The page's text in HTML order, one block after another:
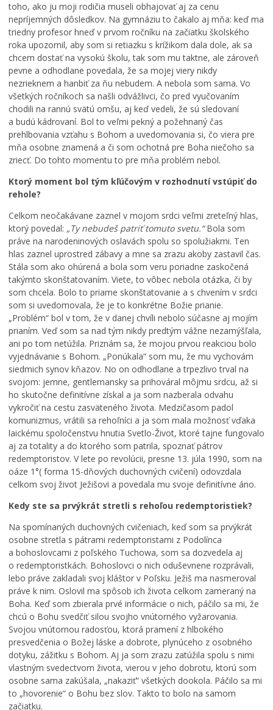
toho, ako ju moji rodičia museli obhajovať aj za cenu
nepríjemných dôsledkov. Na gymnáziu to čakalo aj mňa: keď ma
triedny profesor hneď v prvom ročníku na začiatku školského
roka upozornil, aby som si retiazku s krížikom dala dole, ak sa
chcem dostať na vysokú školu, tak som mu taktne, ale zároveň
pevne a odhodlane povedala, že sa mojej viery nikdy
nezrieknem a hanbiť za ňu nebudem. A nebola som sama. Vo
všetkých ročníkoch sa našli odvážlivci, čo pred vyučovaním
chodili na rannú svätú omšu, aj keď vedeli, že sú sledovaní
a budú kádrovaní. Bol to veľmi pekný a požehnaný čas
prehlbovania vzťahu s Bohom a uvedomovania si, čo viera pre
mňa osobne znamená a či som ochotná pre Boha niečoho sa
zriecť. Do tohto momentu to pre mňa problém nebol.
Ktorý moment bol tým kľúčovým v rozhodnutí vstúpiť do
rehole?
Celkom neočakávane zaznel v mojom srdci veľmi zreteľný hlas,
ktorý povedal: „Ty nebudeš patriť tomuto svetu.“Bola som
práve na narodeninových oslavách spolu so spolužiakmi. Ten
hlas zaznel uprostred zábavy a mne sa zrazu akoby zastavil čas.
Stála som ako ohúrená a bola som veru poriadne zaskočená
takýmto skonštatovaním. Viete, to vôbec nebola otázka, či by
som chcela. Bolo to priame skonštatovanie a s chvením v srdci
som si uvedomovala, že je to konkrétne Božie prianie.
„Problém“ bol v tom, že v danej chvíli nebolo súčasne aj mojím
prianím. Veď som sa nad tým nikdy predtým vážne nezamýšľala,
ani po tom netúžila. Priznám sa, že mojou prvou reakciou bolo
vyjednávanie s Bohom. „Ponúkala“ som mu, že mu vychovám
siedmich synov kňazov. No on odhodlane a trpezlivo trval na
svojom: jemne, gentlemansky sa prihováral môjmu srdcu, až si
ho skutočne definitívne získal a ja som nazberala odvahu
vykročiť na cestu zasväteného života. Medzičasom padol
komunizmus, vrátili sa rehoľníci a ja som mala možnosť vďaka
laickému spoločenstvu hnutia Svetlo-Život, ktoré tajne fungovalo
aj za totality a do ktorého som patrila, spoznať pátrov
redemptoristov. V lete po revolúcii, presne 13. júla 1990, som na
oáze 1°( forma 15-dňových duchovných cvičení) odovzdala
celkom svoj život Ježišovi a povedala mu svoje definitívne áno.
Kedy ste sa prvýkrát stretli s rehoľou redemptoristiek?
Na spomínaných duchovných cvičeniach, keď som sa prvýkrát
osobne stretla s pátrami redemptoristami z Podolínca
a bohoslovcami z poľského Tuchowa, som sa dozvedela aj
o redemptoristkách. Bohoslovci o nich oduševnene rozprávali,
lebo práve zakladali svoj kláštor v Poľsku. Ježiš ma nasmeroval
práve k nim. Oslovil ma spôsob ich života celkom zameraný na
Boha. Keď som zbierala prvé informácie o nich, páčilo sa mi, že
chcú o Bohu svedčiť silou svojho vnútorného vyžarovania.
Svojou vnútornou radosťou, ktorá pramení z hlbokého
presvedčenia o Božej láske a dobrote, plynúceho z osobného
dotyku, zážitku s Bohom. Aj ja som zrazu zatúžila spolu s nimi
vlastným svedectvom života, vierou v jeho dobrotu, ktorú som
osobne sama zakúšala, „nakaziť“ všetkých dookola. Páčilo sa mi
to „hovorenie“ o Bohu bez slov. Takto to bolo na samom
začiatku.
L
t
J
u
h
d
e
f
n
P
r
e
c
h
d